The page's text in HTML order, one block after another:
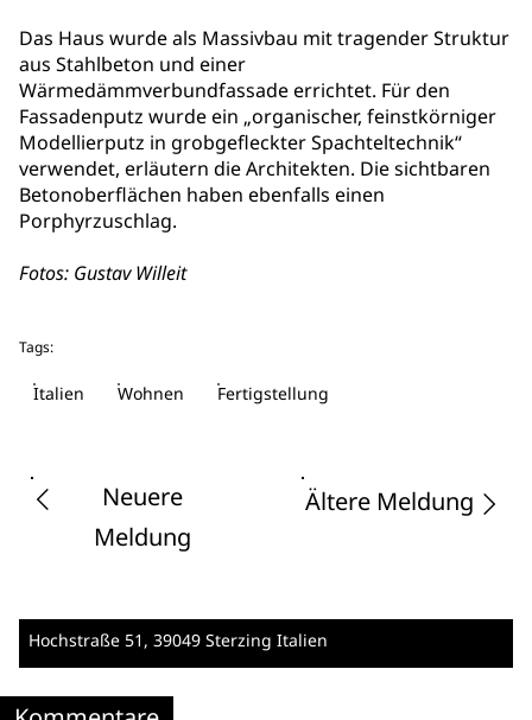
Das Haus wurde als Massivbau mit tragender Struktur
aus Stahlbeton und einer
Wärmedämmverbundfassade errichtet. Für den
Fassadenputz wurde ein „organischer, feinstkörniger
Modellierputz in grobgefleckter Spachteltechnik“
verwendet, erläutern die Architekten. Die sichtbaren
Betonoberflächen haben ebenfalls einen
Porphyrzuschlag.
Fotos: Gustav Willeit
Tags:
Italien Wohnen Fertigstellung
Neuere
Meldung
Ältere Meldung
Hochstraße 51 , 39049 Sterzing Italien